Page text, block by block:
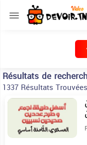
Résultats de
1337 Résultats
5:50